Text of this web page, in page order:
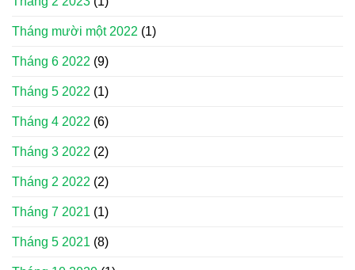
Tháng mười một 2022 (1)
Tháng 6 2022 (9)
Tháng 5 2022 (1)
Tháng 4 2022 (6)
Tháng 3 2022 (2)
Tháng 2 2022 (2)
Tháng 7 2021 (1)
Tháng 5 2021 (8)